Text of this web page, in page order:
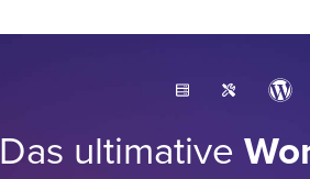
Das ultimative